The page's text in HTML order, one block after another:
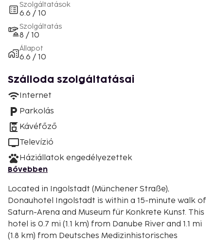
Szolgáltatások
6.6 / 10
Szolgáltatás
8 / 10
Állapot
6.6 / 10
Szálloda szolgáltatásai
Internet
Parkolás
Kávéfőző
Televízió
Háziállatok engedélyezettek
Bővebben
Located in Ingolstadt (Münchener Straße),
Donauhotel Ingolstadt is within a 15-minute walk of
Saturn-Arena and Museum für Konkrete Kunst. This
hotel is 0.7 mi (1.1 km) from Danube River and 1.1 mi
(1.8 km) from Deutsches Medizinhistorisches